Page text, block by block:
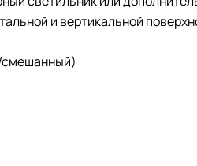
и вертикальной